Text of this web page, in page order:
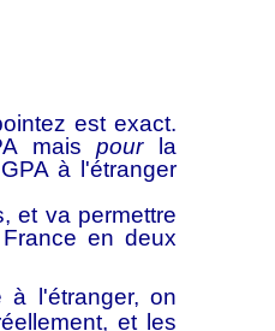
est exact.
mais pourla
à l'étranger
et va permettre
en deux
l'étranger, on
et les